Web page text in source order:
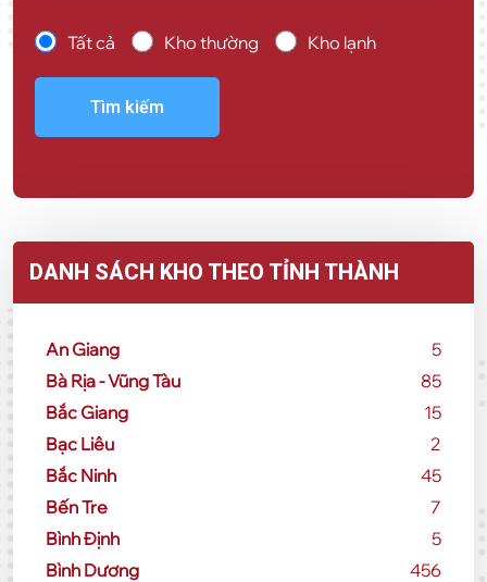
Tất cả Kho thường Kho lạnh
Tìm kiếm
DANH SÁCH KHO THEO TỈNH THÀNH
An Giang
5
Bà Rịa - Vũng Tàu
85
Bắc Giang
15
Bạc Liêu
2
Bắc Ninh
45
Bến Tre
7
Bình Định
5
Bình Dương
456